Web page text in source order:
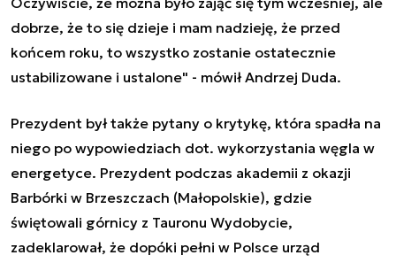
dobrze, że to się dzieje i mam nadzieję, że przed
końcem roku, to wszystko zostanie ostatecznie
ustabilizowane i ustalone" - mówił Andrzej Duda.
Prezydent był także pytany o krytykę, która spadła na
niego po wypowiedziach dot. wykorzystania węgla w
energetyce. Prezydent podczas akademii z okazji
Barbórki w Brzeszczach (Małopolskie), gdzie
świętowali górnicy z Tauronu Wydobycie,
zadeklarował, że dopóki pełni w Polsce urząd